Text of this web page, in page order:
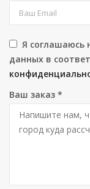
Я соглашаюсь
данных в
Ваш заказ *